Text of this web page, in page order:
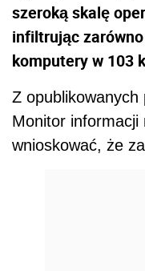
szeroką skalę
infiltrując
komputery w 103
Z
Monitor
wnioskować, że